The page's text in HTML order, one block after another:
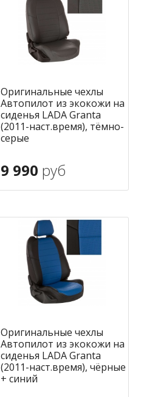
Оригинальные чехлы
Автопилот из экокожи на
сиденья LADA Granta
(2011-наст.время), тёмно-
серые
9 990 руб
Оригинальные чехлы
Автопилот из экокожи на
сиденья LADA Granta
(2011-наст.время), чёрные
+ синий